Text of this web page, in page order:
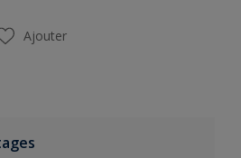
Ajouter